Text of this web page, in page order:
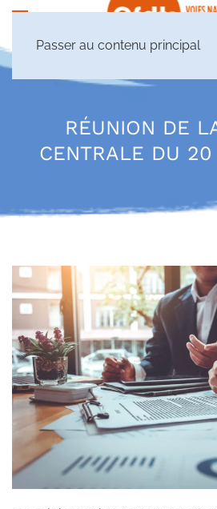
Passer au contenu principal
RÉUNION DE
CENTRALE DU